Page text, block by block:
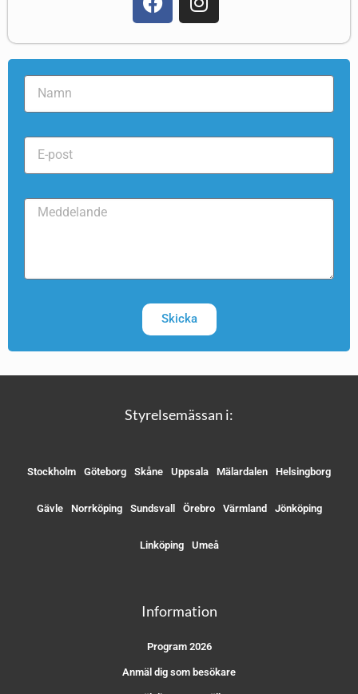
Skicka
Styrelsemässan i:
Stockholm Göteborg Skåne Uppsala Mälardalen Helsingborg
Gävle Norrköping Sundsvall Örebro Värmland Jönköping
Linköping Umeå
Information
Program 2026
Anmäl dig som besökare